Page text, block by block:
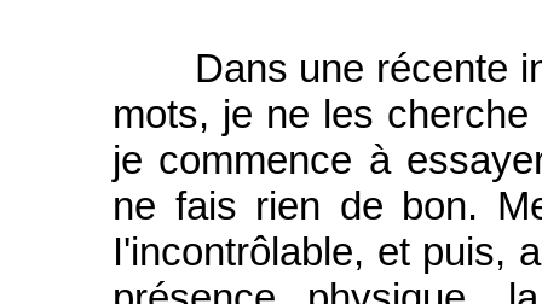
Dans une récente
mots, je ne les
je commence à
ne fais rien de bon.
I'incontrôlable, et puis,